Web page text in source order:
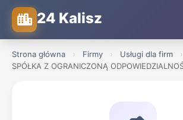
24 Kalisz
Strona główna › Firmy › Usługi dla firm ›
SPÓŁKA Z OGRANICZONĄ